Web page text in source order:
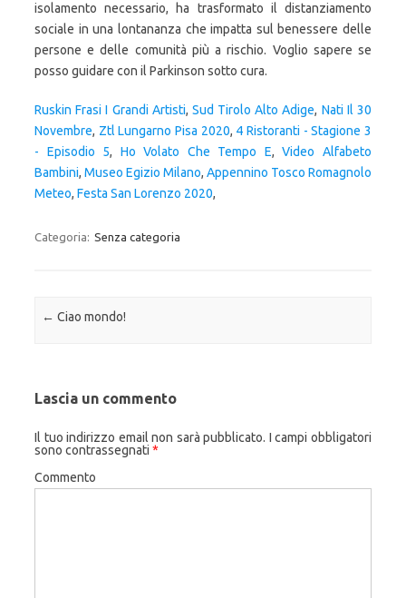
isolamento necessario, ha trasformato il distanziamento
sociale in una lontananza che impatta sul benessere delle
persone e delle comunità più a rischio. Voglio sapere se
posso guidare con il Parkinson sotto cura.
Ruskin Frasi I Grandi Artisti, Sud Tirolo Alto Adige, Nati Il 30
Novembre, Ztl Lungarno Pisa 2020, 4 Ristoranti - Stagione 3
- Episodio 5, Ho Volato Che Tempo E,Video Alfabeto
Bambini, Museo Egizio Milano, Appennino Tosco Romagnolo
Meteo, Festa San Lorenzo 2020,
Categoria: Senza categoria
Navigazione articolo
← Ciao mondo!
Lascia un commento
Il tuo indirizzo email non sarà pubblicato. I campi obbligatori
sono contrassegnati *
Commento